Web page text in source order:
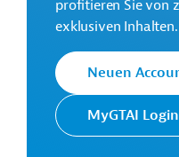
Kontaktadresse
profitieren Sie von
exklusiven Inhalten.
Neuen
MyGTAI Login